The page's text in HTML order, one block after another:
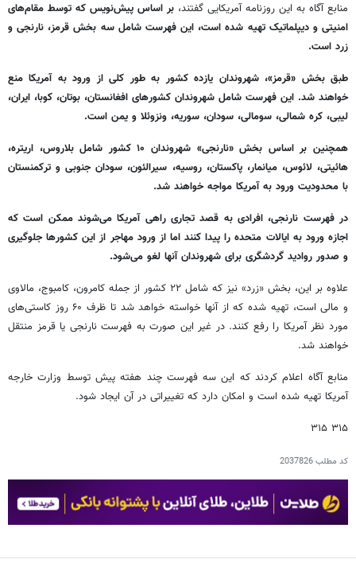
منابع آگاه به این روزنامه آمریکایی گفتند، بر اساس پیش‌نویس که توسط مقام‌های
امنیتی و دیپلماتیک تهیه شده است، این فهرست شامل سه بخش قرمز، نارنجی و
زرد است.
طبق بخش «قرمز»، شهروندان یازده کشور به طور کلی از ورود به آمریکا منع
خواهند شد. این فهرست شامل شهروندان کشورهای افغانستان، بوتان، کوبا، ایران،
لیبی، کره شمالی، سومالی، سودان، سوریه، ونزوئلا و یمن است.
همچنین بر اساس بخش «نارنجی» شهروندان ۱۰ کشور شامل بلاروس، اریتره،
هائیتی، لائوس، میانمار، پاکستان، روسیه، سیرالئون، سودان جنوبی و ترکمنستان
با محدودیت ورود به آمریکا مواجه خواهند شد.
در فهرست نارنجی، افرادی به قصد تجاری راهی آمریکا می‌شوند ممکن است که
اجازه ورود به ایالات متحده را پیدا کنند اما از ورود مهاجر از این کشورها جلوگیری
و صدور روادید گردشگری برای شهروندان آنها لغو می‌شود.
علاوه بر این، بخش «زرد» نیز که شامل ۲۲ کشور از جمله کامرون، کامبوج، مالاوی
و مالی است، تهیه شده که از آنها خواسته خواهد شد تا ظرف ۶۰ روز کاستی‌های
مورد نظر آمریکا را رفع کنند. در غیر این صورت به فهرست نارنجی یا قرمز منتقل
خواهند شد.
منابع آگاه اعلام کردند که این سه فهرست چند هفته پیش توسط وزارت خارجه
آمریکا تهیه شده است و امکان دارد که تغییراتی در آن ایجاد شود.
۳۱۵ ۳۱۵
کد مطلب2037826